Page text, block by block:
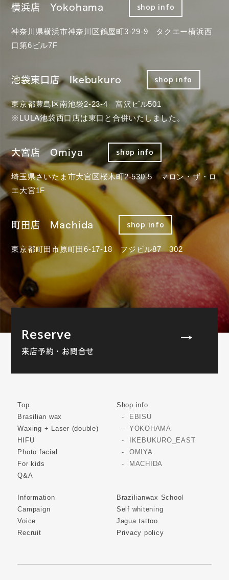
横浜店 Yokohama shop info
神奈川県横浜市神奈川区鶴屋町3-29-9 タクエー横浜西
口第6ビル7F
池袋東口店 Ikebukuro shop info
東京都豊島区南池袋2-23-4 富沢ビル501
※LULA池袋西口店は東口と合併いたしました。
大宮店 Omiya shop info
埼玉県さいたま市大宮区桜木町2-530-5 マロン・ザ・ロ
エ大宮1F
町田店 Machida shop info
東京都町田市原町田6-17-18 フジビル87 302
Reserve
来店予約・お問合せ
Top
Brasilian wax
Waxing + Laser (double)
HIFU
Photo facial
For kids
Q&A
Shop info
EBISU
YOKOHAMA
IKEBUKURO_EAST
OMIYA
MACHIDA
Information
Campaign
Voice
Recruit
Brazilianwax School
Self whitening
Jagua tattoo
Privacy policy